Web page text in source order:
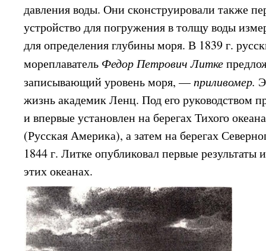
давления воды. Они сконструировали также
устройство для погружения в толщу воды
для определения глубины моря. В 1839 г.
мореплаватель Федор Петрович Литке
записывающий уровень моря, —приливомер.
жизнь академик Ленц. Под его руководством
и впервые установлен на берегах Тихого
(Русская Америка), а затем на берегах
1844 г. Литке опубликовал первые результаты
этих океанах.